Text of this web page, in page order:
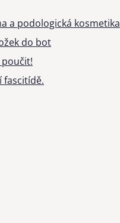
a podologická kosmetika
do bot
poučit!
fascitídě.